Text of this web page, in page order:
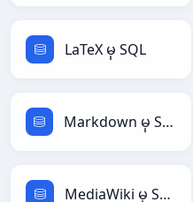
LaTeX မှ SQL
Markdown မှ SQL
MediaWiki မှ SQL